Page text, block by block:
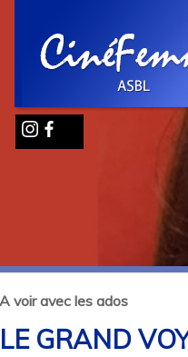
voir avec les ados
GRAND